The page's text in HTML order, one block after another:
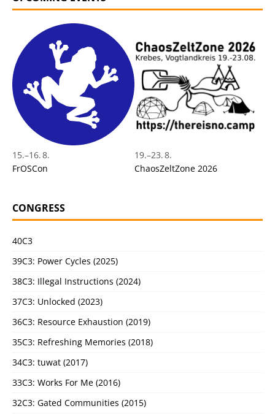
15.–16. 8.
FrOSCon
19.–23. 8.
ChaosZeltZone 2026
CONGRESS
40C3
39C3: Power Cycles (2025)
38C3: Illegal Instructions (2024)
37C3: Unlocked (2023)
36C3: Resource Exhaustion (2019)
35C3: Refreshing Memories (2018)
34C3: tuwat (2017)
33C3: Works For Me (2016)
32C3: Gated Communities (2015)